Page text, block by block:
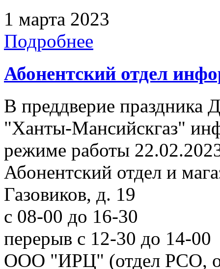
1 марта 2023
Подробнее
Абонентский отдел
В преддверие праздника
"Ханты-Мансийскгаз"
режиме работы
Абонентский отдел и
Газовиков, д. 19
с 08-00 до 16-30
перерыв с 12-30 до 14-00
ООО "ИРЦ" (отдел РСО,